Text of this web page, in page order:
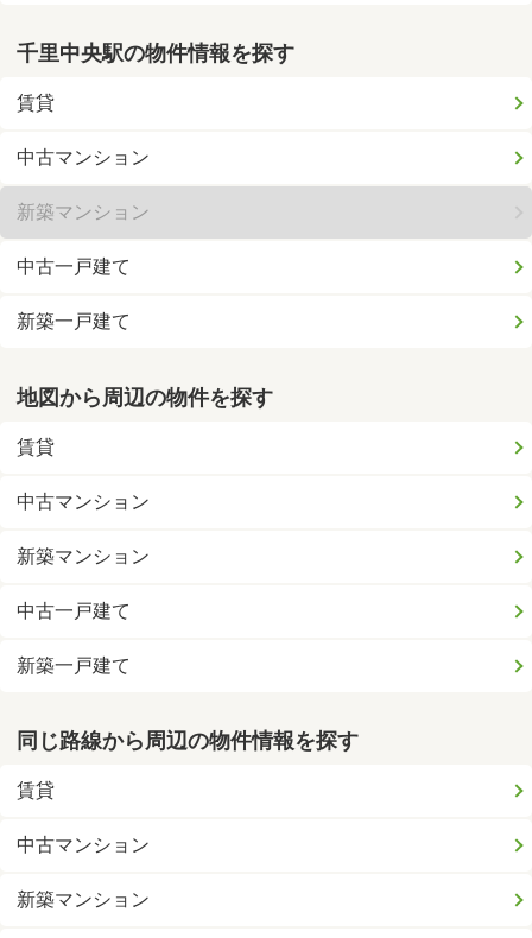
千里中央駅の物件情報を探す
賃貸
中古マンション
新築マンション
中古一戸建て
新築一戸建て
地図から周辺の物件を探す
賃貸
中古マンション
新築マンション
中古一戸建て
新築一戸建て
同じ路線から周辺の物件情報を探す
賃貸
中古マンション
新築マンション